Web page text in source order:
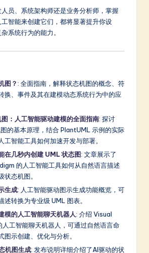
员、系统架构师还是业务分析师，掌握
智能来创建它们，都将显著提升你设
系统行为的能力。
图？ : 全面指南，解释状态机图的概念、符
换、事件及其在建模动态系统行为中的应
：人工智能驱动建模的全面指南: 探讨
的基本原理，结合 PlantUML 示例的实际
工智能工具如何加速开发与部署。
在几秒内创建 UML 状态图: 文章展示了
的人工智能工具如何从自然语言描述
状态机图。
生成: 人工智能驱动图示生成功能概览，可
述转换为专业级 UML 图表。
模的人工智能聊天机器人: 介绍 Visual
工智能聊天机器人，可通过自然语言命
图示创建、优化与分析。
机图生成: 发布说明详细介绍了AI驱动的状